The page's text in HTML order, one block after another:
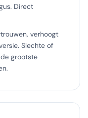
Direct
verhoogt
Slechte of
grootste